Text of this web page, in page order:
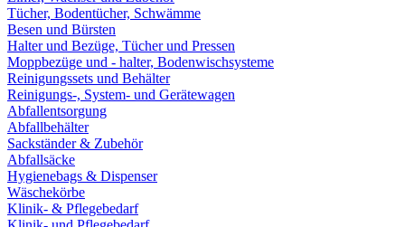
Tücher, Bodentücher, Schwämme
Besen und Bürsten
Halter und Bezüge, Tücher und Pressen
Moppbezüge und - halter, Bodenwischsysteme
Reinigungssets und Behälter
Reinigungs-, System- und Gerätewagen
Abfallentsorgung
Abfallbehälter
Sackständer & Zubehör
Abfallsäcke
Hygienebags & Dispenser
Wäschekörbe
Klinik- & Pflegebedarf